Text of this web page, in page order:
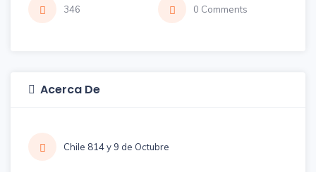
346 0 Comments
Acerca De
Chile 814 y 9 de Octubre